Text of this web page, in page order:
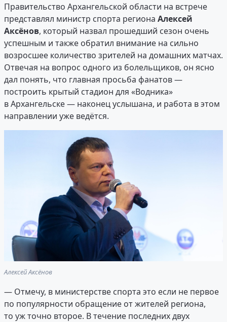
Правительство Архангельской области на встрече
представлял министр спорта региона Алексей
Аксёнов, который назвал прошедший сезон очень
успешным и также обратил внимание на сильно
возросшее количество зрителей на домашних матчах.
Отвечая на вопрос одного из болельщиков, он ясно
дал понять, что главная просьба фанатов —
построить крытый стадион для «Водника»
в Архангельске — наконец услышана, и работа в этом
направлении уже ведётся.
Алексей Аксёнов
— Отмечу, в министерстве спорта это если не первое
по популярности обращение от жителей региона,
то уж точно второе. В течение последних двух